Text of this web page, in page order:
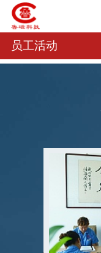
员工活动